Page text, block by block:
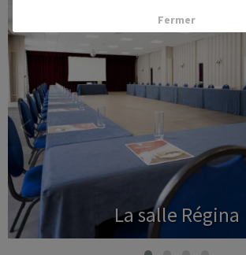
La salle Régina
Fermer